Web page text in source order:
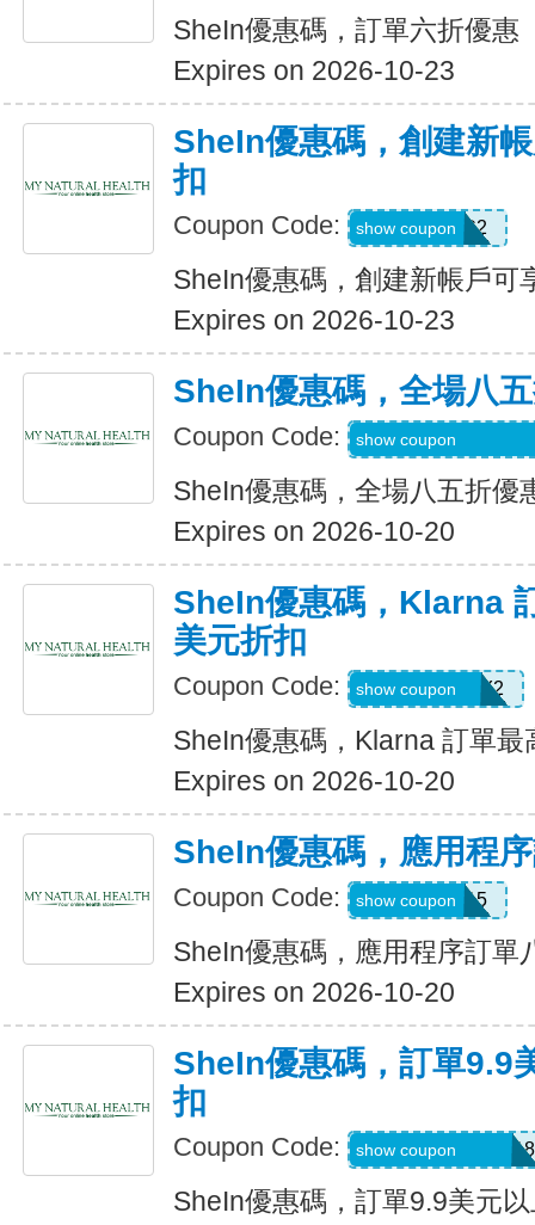
SheIn優惠碼，訂單六折優惠
Expires on 2026-10-23
SheIn優惠碼，創建新
扣
Coupon Code: SWHC2
show coupon
SheIn優惠碼，創建新帳戶可
Expires on 2026-10-23
SheIn優惠碼，全場八
Coupon Code: show coupon
SheIn優惠碼，全場八五折優
Expires on 2026-10-20
SheIn優惠碼，Klarna
美元折扣
Coupon Code: KLARNAJULY2
show coupon
SheIn優惠碼，Klarna 訂單
Expires on 2026-10-20
SheIn優惠碼，應用程
Coupon Code: APP15
show coupon
SheIn優惠碼，應用程序訂單
Expires on 2026-10-20
SheIn優惠碼，訂單9.9
扣
Coupon Code: A6USquimimo7718
show coupon
SheIn優惠碼，訂單9.9美元